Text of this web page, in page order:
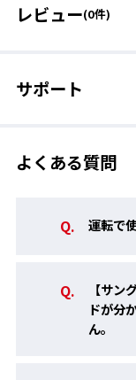
0168 / 偏光
本に多い、薄いグ
ンズカラー。朝晩の
素材
付属品
レビュー(0件)
サポート
よくある質問
運転で
【サン
ドが分
ん。